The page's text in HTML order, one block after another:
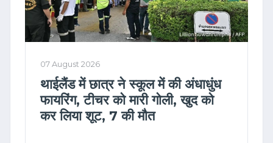
07 August 2026
थाईलैंड में छात्र ने स्कूल में की अंधाधुंध
फायरिंग, टीचर को मारी गोली, खुद को
कर लिया शूट, 7 की मौत